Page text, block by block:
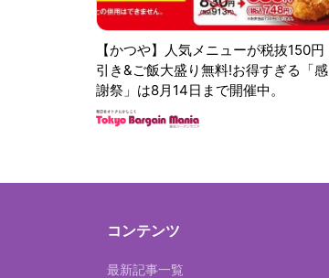
【かつや】人気メニューが税抜150円
引き&ご飯大盛り無料!お得すぎる「感
謝祭」は8月14日まで開催中。
コンテンツ
最新記事一覧